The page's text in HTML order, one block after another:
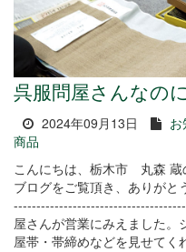
呉服問屋さんなの
2024年09月13日
商品
こんにちは、栃木市 丸森 蔵
ブログをご覧頂き、ありが
屋さんが営業にみえました
屋帯・帯締めなどを見せてく